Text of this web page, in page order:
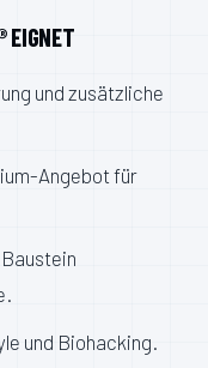
EIGNET
und zusätzliche
Angebot für
und Biohacking.